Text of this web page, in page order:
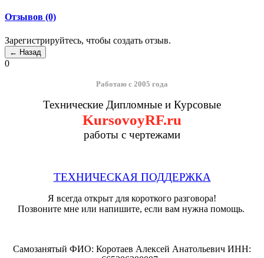
Отзывов (0)
Зарегистрируйтесь, чтобы создать отзыв.
0
Работаю с 2005 года
Технические Дипломные и Курсовые
KursovoyRF.ru
работы с чертежами
ТЕХНИЧЕСКАЯ ПОДДЕРЖКА
Я всегда открыт для короткого разговора!
Позвоните мне или напишите, если вам нужна помощь.
Самозанятый ФИО: Коротаев Алексей Анатольевич ИНН: